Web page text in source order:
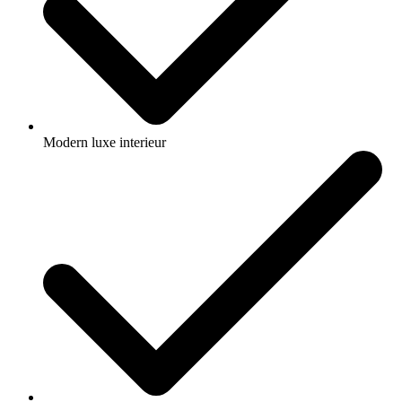
Modern luxe interieur